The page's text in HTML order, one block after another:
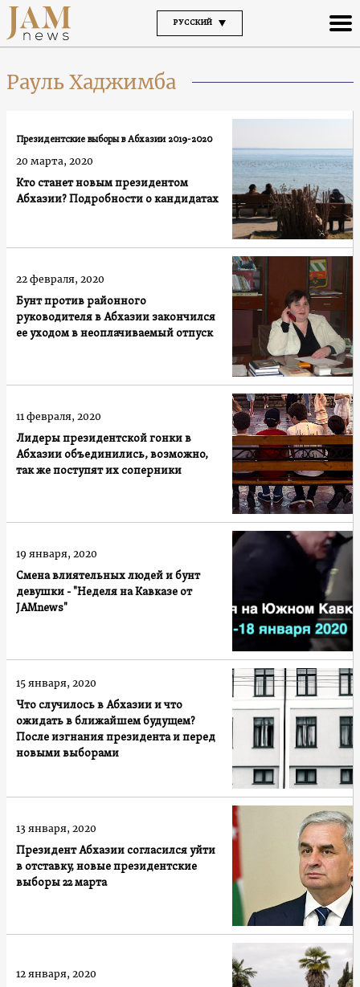
РУССКИЙ
Рауль Хаджимба
Кто станет новым президентом
Абхазии? Подробности о кандидатах
Президентские выборы в Абхазии 2019-2020
20 марта, 2020
Бунт против районного
руководителя в Абхазии закончился
ее уходом в неоплачиваемый отпуск
22 февраля, 2020
Лидеры президентской гонки в
Абхазии объединились, возможно,
так же поступят их соперники
11 февраля, 2020
Смена влиятельных людей и бунт
девушки - "Неделя на Кавказе от
JAMnews"
19 января, 2020
Что случилось в Абхазии и что
ожидать в ближайшем будущем?
После изгнания президента и перед
новыми выборами
15 января, 2020
Президент Абхазии согласился уйти
в отставку, новые президентские
выборы 22 марта
13 января, 2020
12 января, 2020